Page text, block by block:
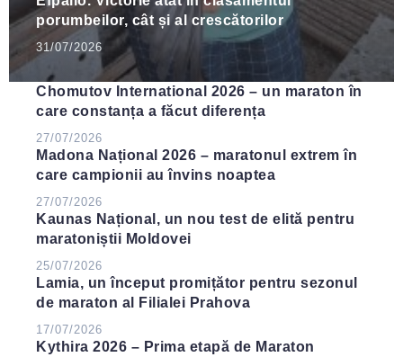
porumbeilor, cât și al crescătorilor
31/07/2026
Chomutov International 2026 – un maraton în
care constanța a făcut diferența
27/07/2026
Madona Național 2026 – maratonul extrem în
care campionii au învins noaptea
27/07/2026
Kaunas Național, un nou test de elită pentru
maratoniștii Moldovei
25/07/2026
Lamia, un început promițător pentru sezonul
de maraton al Filialei Prahova
17/07/2026
Kythira 2026 – Prima etapă de Maraton